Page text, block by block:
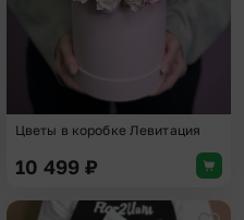
Цветы в коробке Левитация
10 499 ₽